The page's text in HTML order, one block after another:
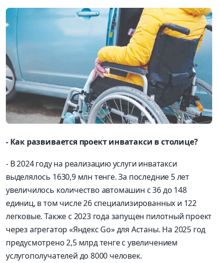
- Как развивается проект инватакси в столице?
- В 2024 году на реализацию услуги инватакси
выделялось 1630,9 млн тенге. За последние 5 лет
увеличилось количество автомашин с 36 до 148
единиц, в том числе 26 специализированных и 122
легковые. Также с 2023 года запущен пилотный проект
через агрегатор «Яндекс Go» для Астаны. На 2025 год
предусмотрено 2,5 млрд тенге с увеличением
услугополучателей до 8000 человек.